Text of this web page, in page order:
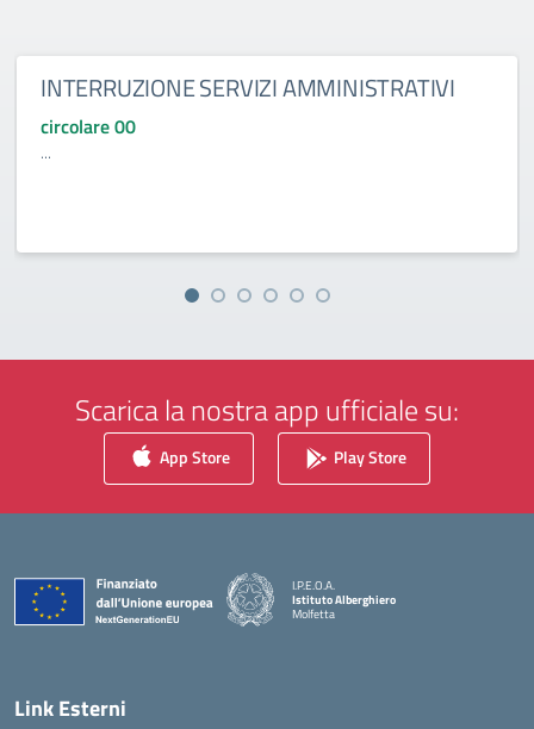
INTERRUZIONE SERVIZI AMMINISTRATIVI
circolare 00
...
Scarica la nostra app ufficiale su:
App Store Play Store
I.P.E.O.A.
Istituto Alberghiero
Molfetta
Link Esterni